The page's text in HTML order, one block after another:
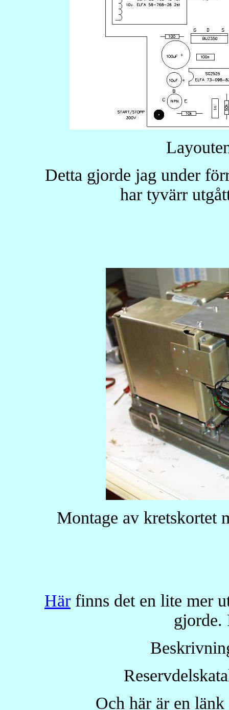
Detta gjorde jag under
har tyvärr
Montage av kretskortet
Här finns det en lite mer
gjorde.
Och här är en